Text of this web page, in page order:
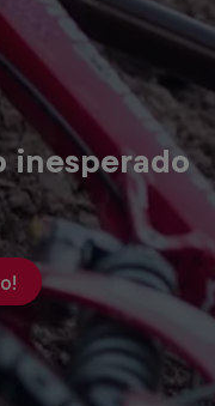
inesperado